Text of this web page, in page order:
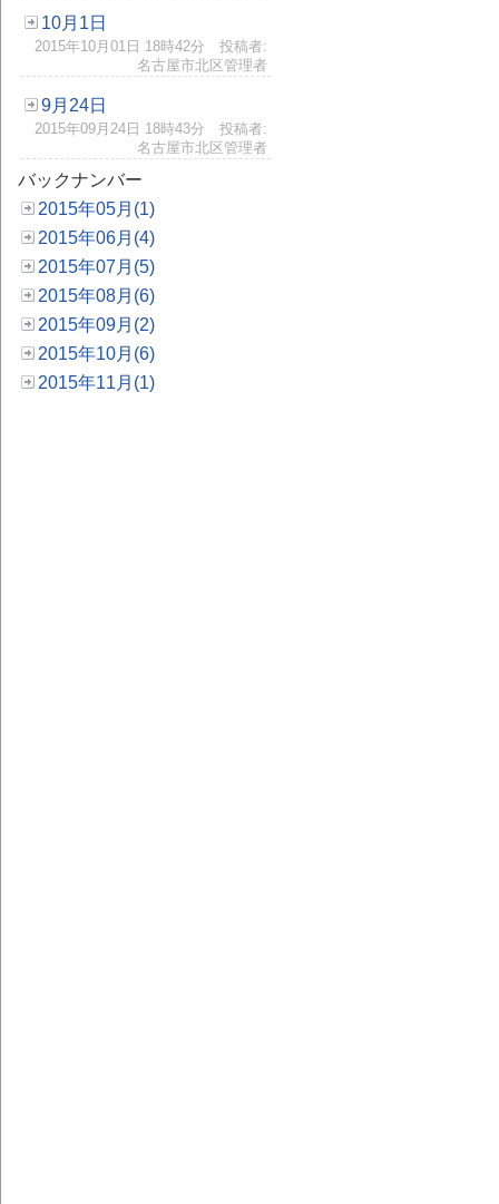
10月1日
2015年10月01日 18時42分 投稿者:
名古屋市北区管理者
9月24日
2015年09月24日 18時43分 投稿者:
名古屋市北区管理者
バックナンバー
2015年05月(1)
2015年06月(4)
2015年07月(5)
2015年08月(6)
2015年09月(2)
2015年10月(6)
2015年11月(1)